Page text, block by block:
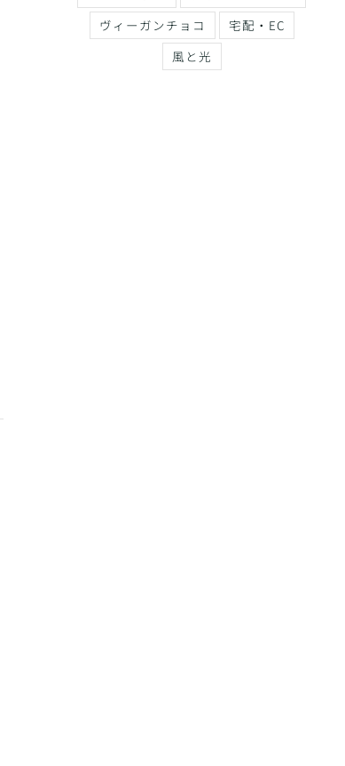
ヴィーガンチョコ
宅配・EC
風と光